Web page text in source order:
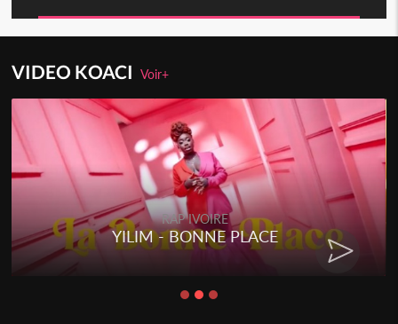
VIDEO KOACIVoir+
RAP IVOIRE
YILIM - BONNE PLACE